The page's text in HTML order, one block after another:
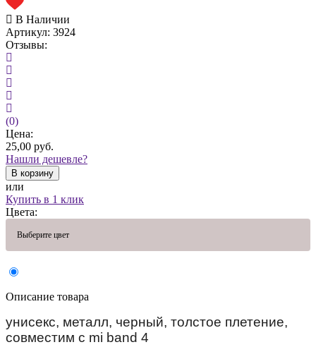
В Наличии
Артикул: 3924
Отзывы:
(0)
Цена:
25,00 руб.
Нашли дешевле?
В корзину
или
Купить в 1 клик
Цвета:
Выберите цвет
Описание товара
унисекс, металл, черный, толстое плетение,
совместим с mi band 4